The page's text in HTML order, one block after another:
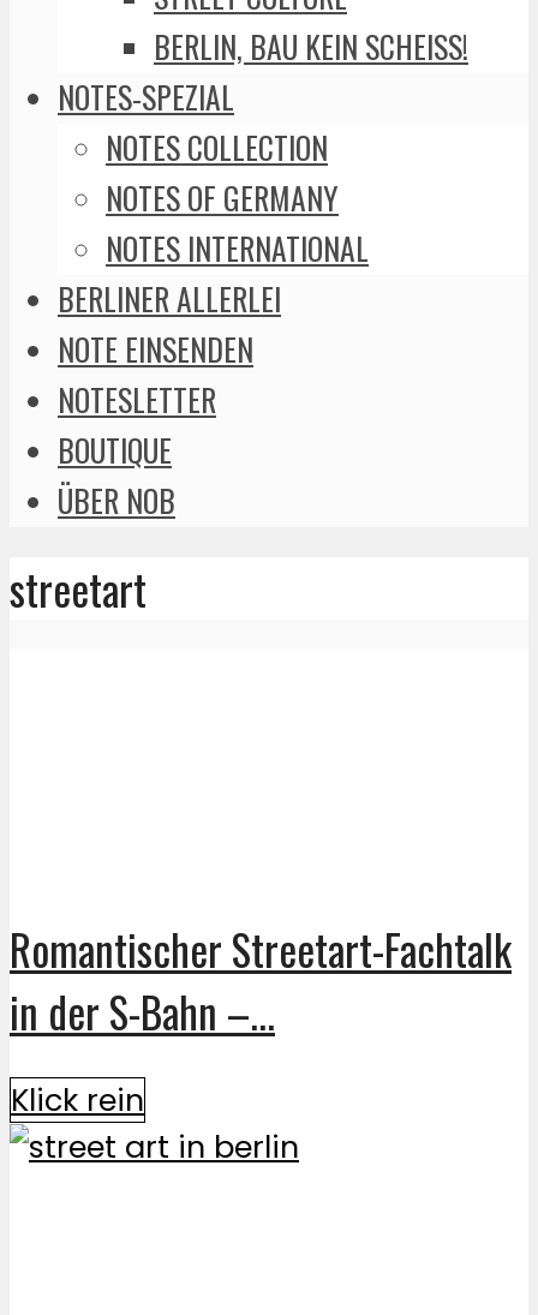
BERLIN, BAU KEIN SCHEISS!
NOTES-SPEZIAL
NOTES COLLECTION
NOTES OF GERMANY
NOTES INTERNATIONAL
BERLINER ALLERLEI
NOTE EINSENDEN
NOTESLETTER
BOUTIQUE
ÜBER NOB
streetart
Romantischer Streetart-Fachtalk
in der S-Bahn –...
Klick rein